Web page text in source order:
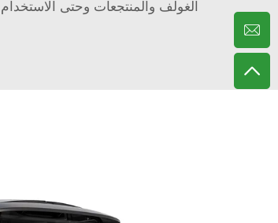
الغولف والمنتجعات وحتى